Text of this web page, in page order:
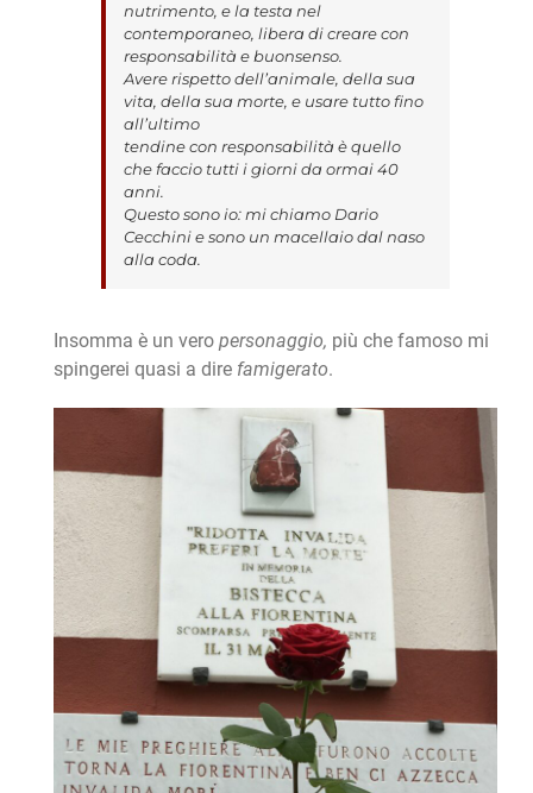
nutrimento, e la testa nel
contemporaneo, libera di creare con
responsabilità e buonsenso.
Avere rispetto dell’animale, della sua
vita, della sua morte, e usare tutto fino
all’ultimo
tendine con responsabilità è quello
che faccio tutti i giorni da ormai 40
anni.
Questo sono io: mi chiamo Dario
Cecchini e sono un macellaio dal naso
alla coda.
Insomma è un vero personaggio, più che famoso mi
spingerei quasi a dire famigerato.